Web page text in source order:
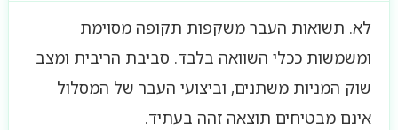
לא. תשואות העבר משקפות תקופה מסוימת
ומשמשות ככלי השוואה בלבד. סביבת הריבית ומצב
שוק המניות משתנים, וביצועי העבר של המסלול
אינם מבטיחים תוצאה זהה בעתיד.